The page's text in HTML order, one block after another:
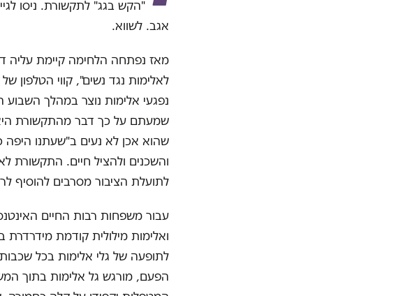
"הקש בגג" לתקשורת. ניסו
אגב. לשווא.
מאז נפתחה הלחימה קיימת עליה
לאלימות נגד נשים", קווי הטלפון
שמעתם על כך דבר מהתקשורת
שהוא אכן לא נעים ב"שעתנו
והשכנים ולהציל חיים. התקשורת
לתועלת הציבור מסרבים להוסיף
עבור משפחות רבות החיים
ואלימות מילולית קודמת מידרדרת
לתופעה של גלי אלימות בכל
הפעם, מורגש גל אלימות בתוך